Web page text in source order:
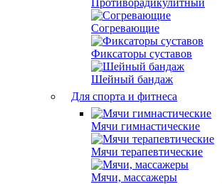
Противорадикулитный
Согревающие
Фиксаторы суставов
Шейный бандаж
Для спорта и фитнеса
Мячи гимнастические
Мячи терапевтические
Мячи, массажеры